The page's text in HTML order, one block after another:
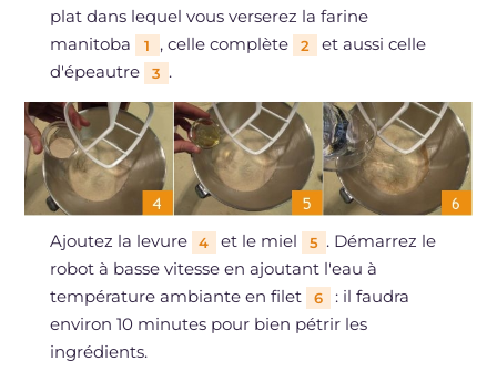
plat dans lequel vous verserez la farine
manitoba
1 , celle complète 2
et aussi celle
d'épeautre
3 .
Ajoutez la levure 4 et le miel 5 . Démarrez le
robot à basse vitesse en ajoutant l'eau à
température ambiante en filet
6
: il faudra
environ 10 minutes pour bien pétrir les
ingrédients.